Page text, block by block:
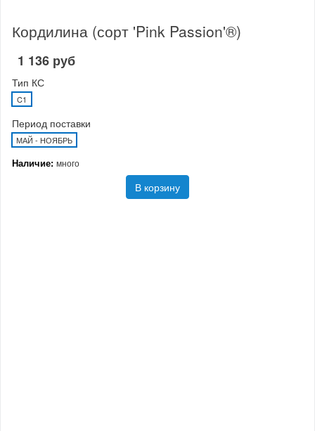
Кордилина (сорт 'Pink Passion'®)
1 136 руб
Тип КС
C1
Период поставки
МАЙ - НОЯБРЬ
Наличие: много
В корзину